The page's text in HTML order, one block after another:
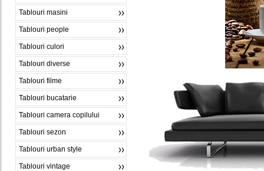
Tablouri masini
Tablouri people
Tablouri culori
Tablouri diverse
Tablouri filme
Tablouri bucatarie
Tablouri camera copilului
Tablouri sezon
Tablouri urban style
Tablouri vintage